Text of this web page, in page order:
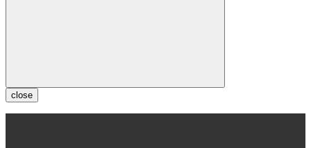
close